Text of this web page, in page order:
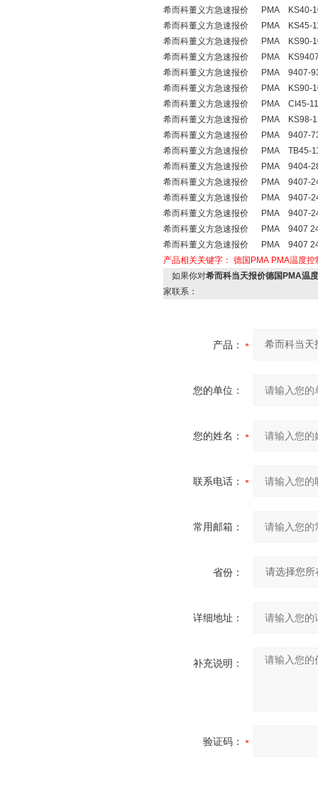
希而科董义方急速报价 PMA KS40-
希而科董义方急速报价 PMA KS45-
希而科董义方急速报价 PMA KS90-
希而科董义方急速报价 PMA
希而科董义方急速报价 PMA 9407-
希而科董义方急速报价 PMA KS90-
希而科董义方急速报价 PMA CI45-
希而科董义方急速报价 PMA KS98-
希而科董义方急速报价 PMA 9407-
希而科董义方急速报价 PMA TB45-
希而科董义方急速报价 PMA 9404-
希而科董义方急速报价 PMA 9407-
希而科董义方急速报价 PMA 9407-
希而科董义方急速报价 PMA 9407-
希而科董义方急速报价 PMA 9407
希而科董义方急速报价 PMA 9407
产品相关关键字： 德国PMA PMA温度控
如果你对希而科当天报价德国PMA温
家联系：
产品：
您的单位：
您的姓名：
联系电话：
常用邮箱：
省份：
详细地址：
补充说明：
验证码：